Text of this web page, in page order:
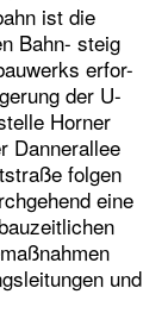
ist die
Bahn- steig
erfor-
der U-
Horner
Dannerallee
folgen
eine
und